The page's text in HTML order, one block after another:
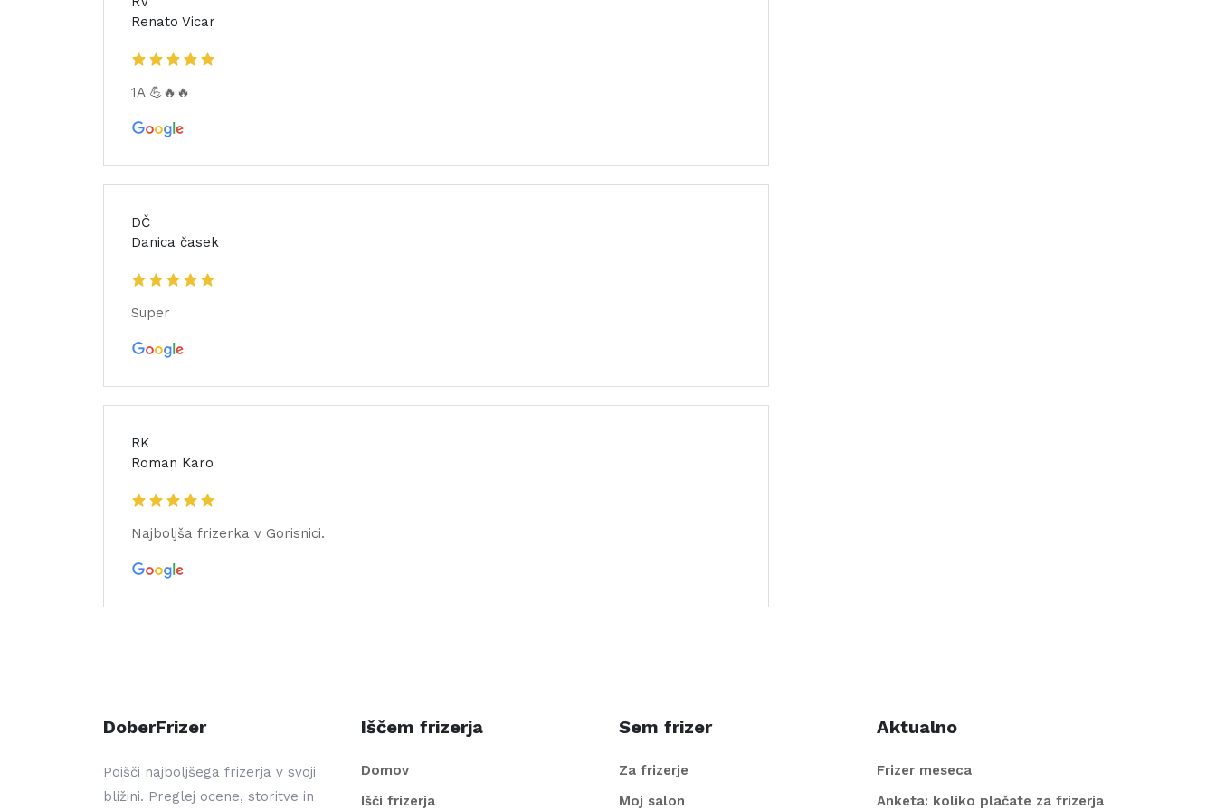
Renato Vicar
1A 💪🔥🔥
DČ
Danica časek
Super
RK
Roman Karo
Najboljša frizerka v Gorisnici.
DoberFrizer
Poišči najboljšega frizerja v svoji
bližini. Preglej ocene, storitve in
Iščem frizerja
Domov
Išči frizerja
Sem frizer
Za frizerje
Moj salon
Aktualno
Frizer meseca
Anketa: koliko plačate za frizerja